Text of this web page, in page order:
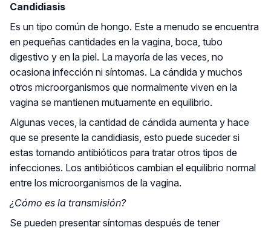
Candidiasis
Es un tipo común de hongo. Este a menudo se encuentra
en pequeñas cantidades en la vagina, boca, tubo
digestivo y en la piel. La mayoría de las veces, no
ocasiona infección ni síntomas. La cándida y muchos
otros microorganismos que normalmente viven en la
vagina se mantienen mutuamente en equilibrio.
Algunas veces, la cantidad de cándida aumenta y hace
que se presente la candidiasis, esto puede suceder si
estas tomando antibióticos para tratar otros tipos de
infecciones. Los antibióticos cambian el equilibrio normal
entre los microorganismos de la vagina.
¿Cómo es la transmisión?
Se pueden presentar síntomas después de tener